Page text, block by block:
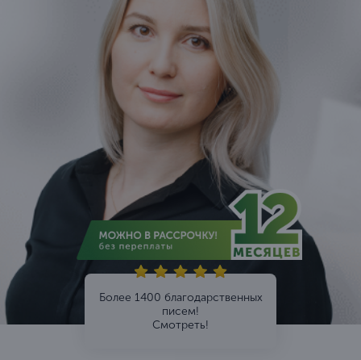
Более 1400 благодарственных
писем!
Смотреть!